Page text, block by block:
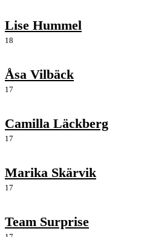
Lise Hummel
18
Åsa Vilbäck
17
Camilla Läckberg
17
Marika Skärvik
17
Team Surprise